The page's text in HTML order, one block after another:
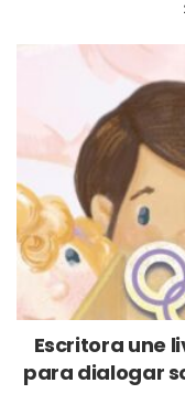
Escritora une
para dialogar